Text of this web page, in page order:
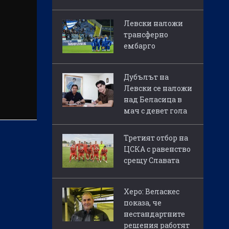
Левски наложи
трансферно
ембарго
Дубълът на
Левски се наложи
над Беласица в
мач с девет гола
Третият отбор на
ЦСКА с равенство
срещу Славата
Херо: Веласкес
показа, че
нестандартните
решения работят